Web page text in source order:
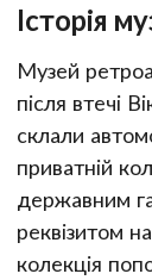
Історія
Музей
після втечі
склали
приватній
державним
реквізитом
колекція